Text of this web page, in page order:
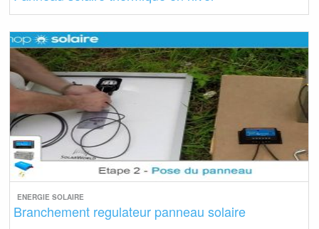
ENERGIE SOLAIRE
Branchement regulateur panneau solaire